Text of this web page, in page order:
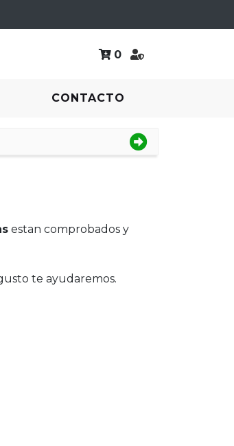
0
CONTACTO
estan comprobados y
te ayudaremos.